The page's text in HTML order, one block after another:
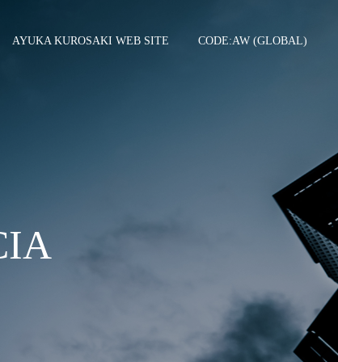
AYUKA KUROSAKI WEB SITE CODE:AW (GLOBAL)